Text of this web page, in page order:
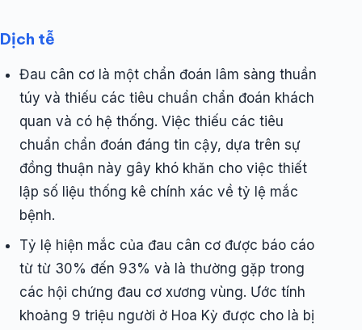
Dịch tễ
Đau cân cơ là một chẩn đoán lâm sàng thuần
túy và thiếu các tiêu chuẩn chẩn đoán khách
quan và có hệ thống. Việc thiếu các tiêu
chuẩn chẩn đoán đáng tin cậy, dựa trên sự
đồng thuận này gây khó khăn cho việc thiết
lập số liệu thống kê chính xác về tỷ lệ mắc
bệnh.
Tỷ lệ hiện mắc của đau cân cơ được báo cáo
từ từ 30% đến 93% và là thường gặp trong
các hội chứng đau cơ xương vùng. Ước tính
khoảng 9 triệu người ở Hoa Kỳ được cho là bị